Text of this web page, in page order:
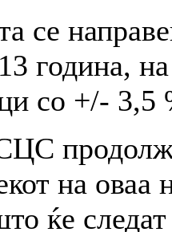
се
година,
со +/- 3,5
на оваа
ќе